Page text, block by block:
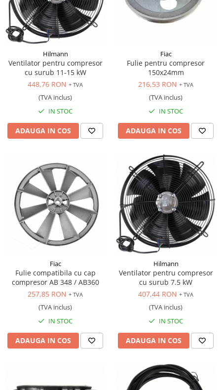
Hilmann
Ventilator pentru compresor
cu surub 11-15 kW
448,76 RON + TVA
(TVA inclus)
IN STOC
ADAUGA IN COS
Fiac
Fulie pentru compresor
150x24mm
216,53 RON + TVA
(TVA inclus)
IN STOC
ADAUGA IN COS
Fiac
Fulie compatibila cu cap
compresor AB 348 / AB360
257,85 RON + TVA
(TVA inclus)
IN STOC
ADAUGA IN COS
Hilmann
Ventilator pentru compresor
cu surub 7.5 kW
407,44 RON + TVA
(TVA inclus)
IN STOC
ADAUGA IN COS